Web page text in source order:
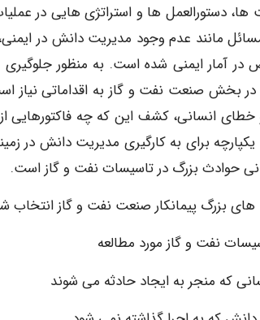
دستورالعمل ها و استراتژی هایی در
مانند عدم وجود مدیریت دانش در ایمنی،
در آمار ایمنی شده است. به منظور
صنعت نفت و گاز به اقداماتی نیاز
انسانی، کشف این که چه فاکتورهایی
برای به کارگیری مدیریت دانش در
حوادث بزرگ در تاسیسات نفت و گاز است.
های بزرگ پیمانکار صنعت نفت و گاز
نفت و گاز مورد مطالعه
که منجر به ایجاد حادثه می شوند